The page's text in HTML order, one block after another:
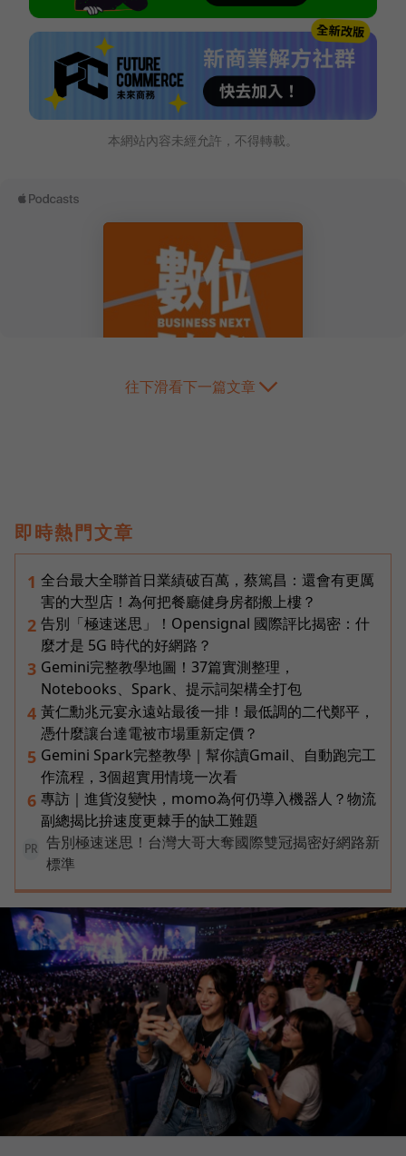
本網站內容未經允許，不得轉載。
往下滑看下一篇文章
即時熱門文章
1 全台最大全聯首日業績破百萬，蔡篤昌：還會有更厲
害的大型店！為何把餐廳健身房都搬上樓？
2 告別「極速迷思」！Opensignal 國際評比揭密：什
麼才是 5G 時代的好網路？
3 Gemini完整教學地圖！37篇實測整理，
Notebooks、Spark、提示詞架構全打包
4 黃仁勳兆元宴永遠站最後一排！最低調的二代鄭平，
憑什麼讓台達電被市場重新定價？
5 Gemini Spark完整教學｜幫你讀Gmail、自動跑完工
作流程，3個超實用情境一次看
6 專訪｜進貨沒變快，momo為何仍導入機器人？物流
副總揭比拚速度更棘手的缺工難題
PR
告別極速迷思！台灣大哥大奪國際雙冠揭密好網路新
標準